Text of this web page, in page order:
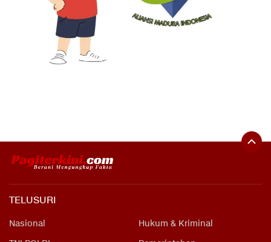
TELUSURI
Nasional
Hukum & Kriminal